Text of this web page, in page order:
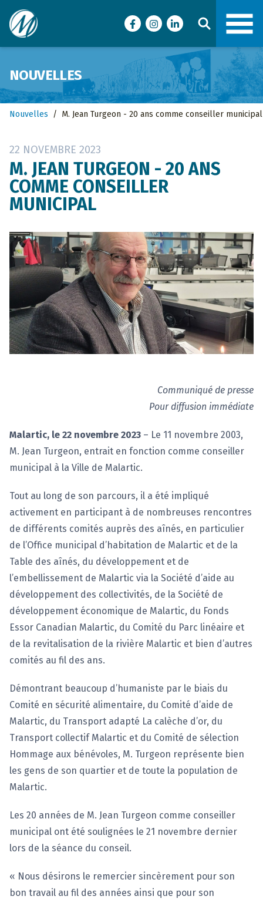
Ville de Malartic
FacebookInstagramLinkedIn
NOUVELLES
Nouvelles / M. Jean Turgeon - 20 ans comme conseiller municipal
22 NOVEMBRE 2023
M. JEAN TURGEON - 20 ANS
COMME CONSEILLER
MUNICIPAL
Communiqué de presse
Pour diffusion immédiate
Malartic, le 22 novembre 2023 – Le 11 novembre 2003,
M. Jean Turgeon, entrait en fonction comme conseiller
municipal à la Ville de Malartic.
Tout au long de son parcours, il a été impliqué
activement en participant à de nombreuses rencontres
de différents comités auprès des aînés, en particulier
de l’Office municipal d’habitation de Malartic et de la
Table des aînés, du développement et de
l’embellissement de Malartic via la Société d’aide au
développement des collectivités, de la Société de
développement économique de Malartic, du Fonds
Essor Canadian Malartic, du Comité du Parc linéaire et
de la revitalisation de la rivière Malartic et bien d’autres
comités au fil des ans.
Démontrant beaucoup d’humaniste par le biais du
Comité en sécurité alimentaire, du Comité d’aide de
Malartic, du Transport adapté La calèche d’or, du
Transport collectif Malartic et du Comité de sélection
Hommage aux bénévoles, M. Turgeon représente bien
les gens de son quartier et de toute la population de
Malartic.
Les 20 années de M. Jean Turgeon comme conseiller
municipal ont été soulignées le 21 novembre dernier
lors de la séance du conseil.
« Nous désirons le remercier sincèrement pour son
bon travail au fil des années ainsi que pour son